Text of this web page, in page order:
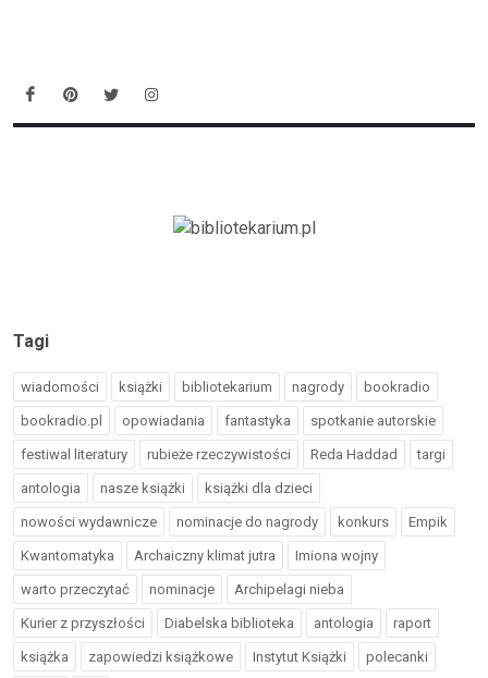
Tagi
wiadomości książki bibliotekarium nagrody bookradio
bookradio.pl opowiadania fantastyka spotkanie autorskie
festiwal literatury rubieże rzeczywistości Reda Haddad targi
antologia nasze książki książki dla dzieci
nowości wydawnicze nominacje do nagrody konkurs Empik
Kwantomatyka Archaiczny klimat jutra Imiona wojny
warto przeczytać nominacje Archipelagi nieba
Kurier z przyszłości Diabelska biblioteka antologia raport
książka zapowiedzi książkowe Instytut Książki polecanki